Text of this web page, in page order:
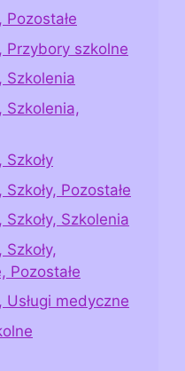
Przybory szkolne
Szkolenia
Szkolenia,
Pozostałe
Szkolenia
Pozostałe
medyczne